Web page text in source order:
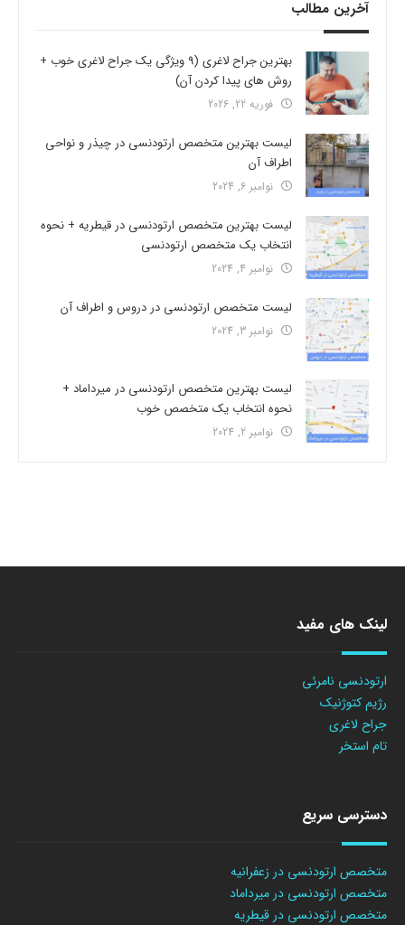
آخرین مطالب
بهترین جراح لاغری (9 ویژگی یک جراح لاغری خوب +
روش های پیدا کردن آن)
فوریه 22, 2026
لیست بهترین متخصص ارتودنسی در چیذر و نواحی
اطراف آن
نوامبر 6, 2024
لیست بهترین متخصص ارتودنسی در قیطریه + نحوه
انتخاب یک متخصص ارتودنسی
نوامبر 4, 2024
لیست متخصص ارتودنسی در دروس و اطراف آن
نوامبر 3, 2024
لیست بهترین متخصص ارتودنسی در میرداماد +
نحوه انتخاب یک متخصص خوب
نوامبر 2, 2024
لینک های مفید
ارتودنسی نامرئی
رژیم کتوژنیک
جراح لاغری
تام استخر
دسترسی سریع
متخصص ارتودنسی در زعفرانیه
متخصص ارتودنسی در میرداماد
متخصص ارتودنسی در قیطریه